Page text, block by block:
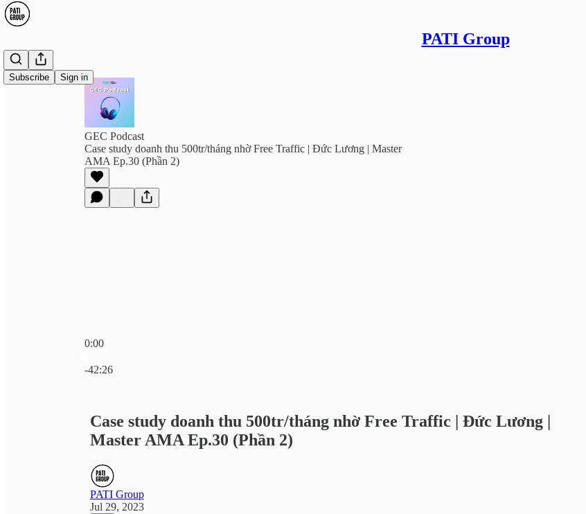
PATI Group
Subscribe Sign in
GEC Podcast
Case study doanh thu 500tr/tháng nhờ Free Traffic | Đức Lương | Master
AMA Ep.30 (Phần 2)
0:00
-42:26
Case study doanh thu 500tr/tháng nhờ Free Traffic | Đức Lương |
Master AMA Ep.30 (Phần 2)
PATI Group
Jul 29, 2023